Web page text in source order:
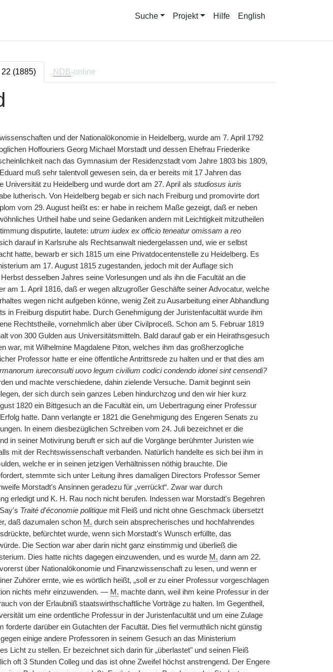
Suche Projekt Hilfe English
22 (1885) NDB-online
und der Nationalökonomie in Heidelberg, wurde am 7. April 1792
Hoffouriers Georg Michael Morstadt und dessen Ehefrau Friederike
nach das Gymnasium der Residenzstadt vom Jahre 1803 bis 1809,
muß sehr talentvoll gewesen sein, da er bereits mit 17 Jahren das
zu Heidelberg und wurde dort am 27. April als studiosus iuris
lutherisch. Von Heidelberg begab er sich nach Freiburg und promovirte dort
vom 29. August heißt es: er habe in reichem Maße gezeigt, daß er neben
Urtheil habe und seine Gedanken andern mit Leichtigkeit mitzutheilen
disputirte, lautete: utrum iudex ex officio teneatur omissam a reo
darauf in Karlsruhe als Rechtsanwalt niedergelassen und, wie er selbst
hatte, bewarb er sich 1815 um eine Privatdocentenstelle zu Heidelberg. Es
am 17. August 1815 zugestanden, jedoch mit der Auflage sich
desselben Jahres seine Vorlesungen und als ihn die Facultät an die
am 1. April 1816, daß er wegen allzugroßer Geschäfte seiner Advocatur, welche
wegen nicht aufgeben könne, wenig Zeit zu Ausarbeitung einer Abhandlung
in Freiburg disputirt habe. Durch Genehmigung der Juristenfacultät wurde ihm
Rechtstheile, vornehmlich aber über Civilproceß. Schon am 5. Februar 1819
von 300 Gulden aus Universitätsmitteln. Bald darauf gab er ein Heirathsgesuch
war, mit Wilhelmine Magdalene Piton, welches ihm das großherzogliche
Professor hatte er eine öffentliche Antrittsrede zu halten und er that dies am
iureconsulti uovo legum civilium codici condendo idonei sint censendi?
und machte verschiedene, dahin zielende Versuche. Damit beginnt sein
der sich durch sein ganzes Leben hindurchzog und den wir hier kurz
1820 ein Bittgesuch an die Facultät ein, um Uebertragung einer Professur
hatte. Dann verlangte er 1821 die Genehmigung des Engeren Senats zu
In einem diesbezüglichen Schreiben vom 24. Juli bezeichnet er die
in seiner Motivirung beruft er sich auf die Vorgänge berühmter Juristen wie
mit der Rechtswissenschaft verbanden. Natürlich handelte es sich bei ihm in
welche er in seinen jetzigen Verhältnissen nöthig brauchte. Die
stemmte sich unter Leitung ihres damaligen Directors Professor Semer
Morstadt's Ansinnen geradezu für „verrückt“. Zwar war durch
erledigt und K. H. Rau noch nicht berufen. Indessen war Morstadt's Begehren
Traité d'économie politiquemit Fleiß und nicht ohne Geschmack übersetzt
daß dazumalen schon M. durch sein absprecherisches und hochfahrendes
befürchtet wurde, wenn sich Morstadt's Wunsch erfüllte, das
Die Section war aber darin nicht ganz einstimmig und überließ die
Dies hatte nichts dagegen einzuwenden, und es wurde M. dann am 22.
über Nationalökonomie und Finanzwissenschaft zu lesen, und wenn er
Zuhörer ernte, wie es wörtlich heißt, „soll er zu einer Professur vorgeschlagen
nichts mehr einzuwenden. — M. machte dann, weil ihm keine Professur in der
von der Erlaubniß staatswirthschaftliche Vorträge zu halten. Im Gegentheil,
um eine ordentliche Professur in der Juristenfacultät und um eine Zulage
darüber ein Gutachten der Facultät. Dies fiel vermuthlich nicht günstig
einige andere Professoren in seinem Gesuch an das Ministerium
Licht zu stellen. Er bezeichnet sich darin für „überlastet" und seinen Fleiß
oft 3 Stunden Colleg und das ist ohne Zweifel höchst anstrengend. Der Engere